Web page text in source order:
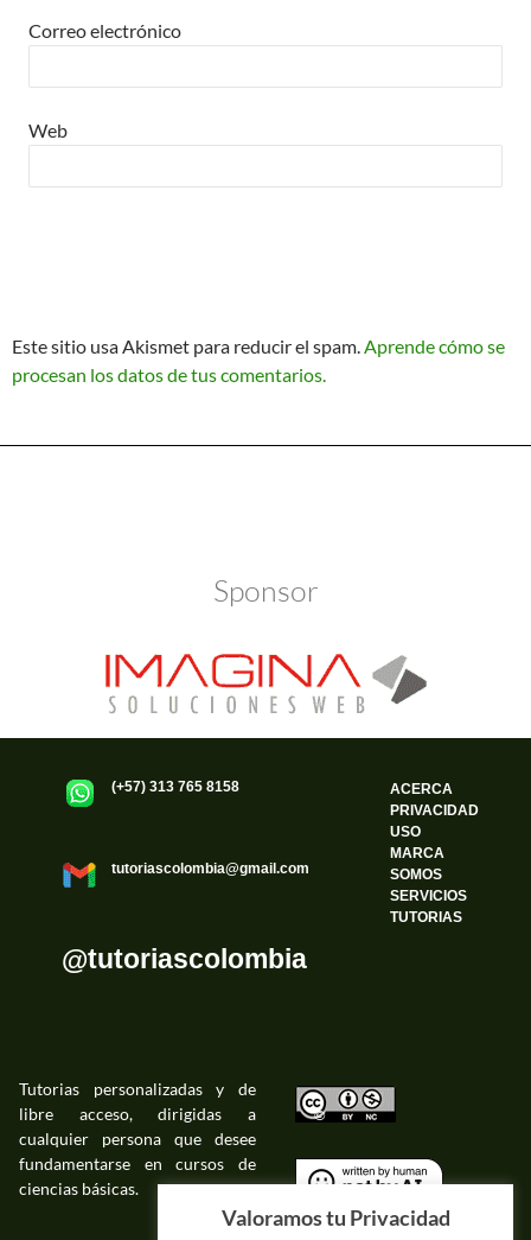
Correo electrónico
Web
Este sitio usa Akismet para reducir el spam.Aprende cómo se
procesan los datos de tus comentarios.
Sponsor
(+57) 313 765 8158
tutoriascolombia@gmail.com
@tutoriascolombia
ACERCA
PRIVACIDAD
USO
MARCA
SOMOS
SERVICIOS
TUTORIAS
Tutorias personalizadas y de
libre acceso, dirigidas a
cualquier persona que desee
fundamentarse en cursos de
ciencias básicas.
©
©
Valoramos tu Privacidad